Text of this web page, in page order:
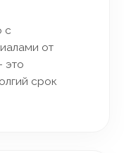
с
от
это
срок